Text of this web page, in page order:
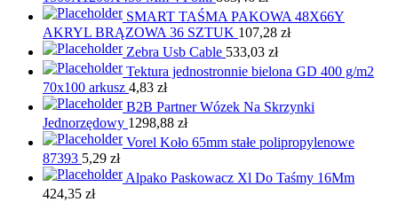
SMART TAŚMA PAKOWA 48X66Y
AKRYL BRĄZOWA 36 SZTUK 107,28 zł
Zebra Usb Cable 533,03 zł
Tektura jednostronnie bielona GD 400 g/m2
70x100 arkusz 4,83 zł
B2B Partner Wózek Na Skrzynki
Jednorzędowy 1298,88 zł
Vorel Koło 65mm stałe polipropylenowe
87393 5,29 zł
Alpako Paskowacz Xl Do Taśmy 16Mm
424,35 zł